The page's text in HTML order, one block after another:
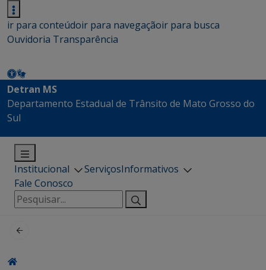
ir para conteúdoir para navegaçãoir para busca
Ouvidoria Transparência
Detran MS
Departamento Estadual de Trânsito de Mato Grosso do
Sul
Institucional ServiçosInformativos
Fale Conosco
Pesquisar
por: